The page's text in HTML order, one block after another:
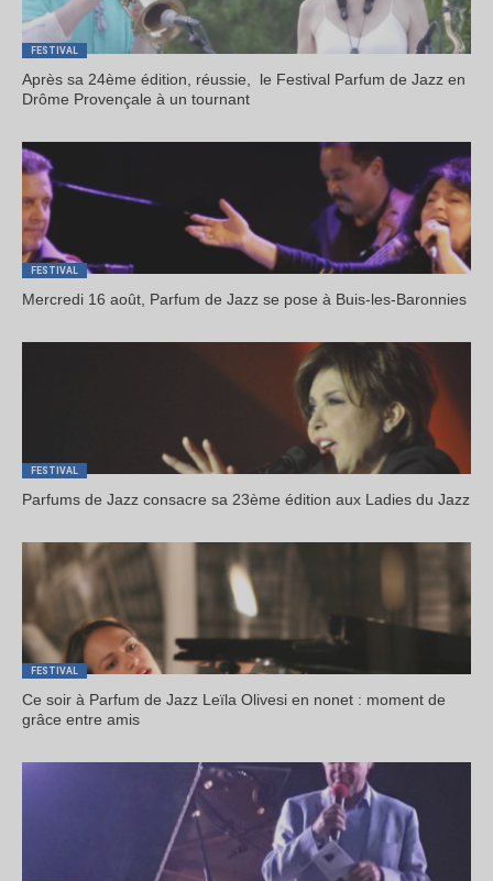
FESTIVAL
Après sa 24ème édition, réussie, le Festival Parfum de Jazz en
Drôme Provençale à un tournant
FESTIVAL
Mercredi 16 août, Parfum de Jazz se pose à Buis-les-Baronnies
FESTIVAL
Parfums de Jazz consacre sa 23ème édition aux Ladies du Jazz
FESTIVAL
Ce soir à Parfum de Jazz Leïla Olivesi en nonet : moment de
grâce entre amis